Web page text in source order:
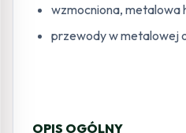
wzmocniona,
przewody w metalowej
OPIS OGÓLNY